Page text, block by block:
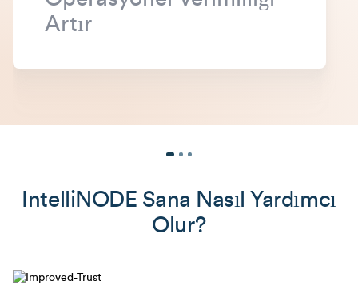
Artır
IntelliNODE Sana Nasıl Yardımcı
Olur?